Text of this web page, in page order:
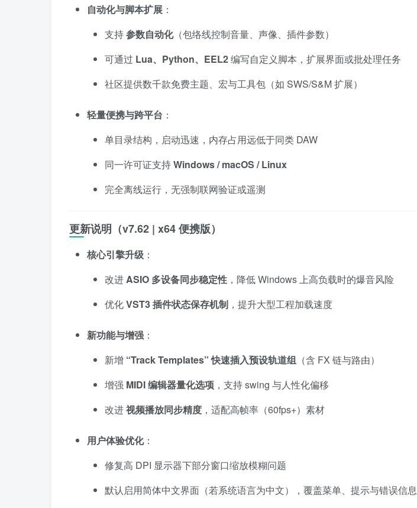
自动化与脚本扩展 ：
支持参数自动化（包络线控制音量、声像、插件参数）
可通过 Lua、Python、EEL2编写自定义脚本，扩展界面或批处理任务
社区提供数千款免费主题、宏与工具包（如 SWS/S&M 扩展）
轻量便携与跨平台 ：
单目录结构，启动迅速，内存占用远低于同类 DAW
同一许可证支持Windows / macOS / Linux
完全离线运行，无强制联网验证或遥测
更新说明（v7.62 | x64 便携版）
核心引擎升级 ：
改进ASIO 多设备同步稳定性 ，降低 Windows 上高负载时的爆音风险
优化VST3 插件状态保存机制 ，提升大型工程加载速度
新功能与增强 ：
新增 “Track Templates” 快速插入预设轨道组 （含 FX 链与路由）
增强 MIDI 编辑器量化选项 ，支持 swing 与人性化偏移
改进视频播放同步精度 ，适配高帧率（60fps+）素材
用户体验优化：
修复高 DPI 显示器下部分窗口缩放模糊问题
默认启用简体中文界面（若系统语言为中文），覆盖菜单、提示与错误信息